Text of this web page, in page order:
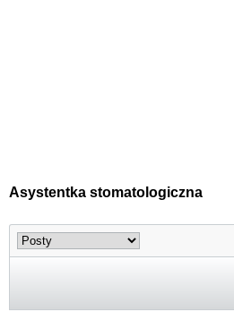
Asystentka stomatologiczna